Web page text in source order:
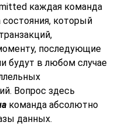
каждая команда
состояния, который
последующие
будут в любом случае
Вопрос здесь
команда абсолютно
данных.